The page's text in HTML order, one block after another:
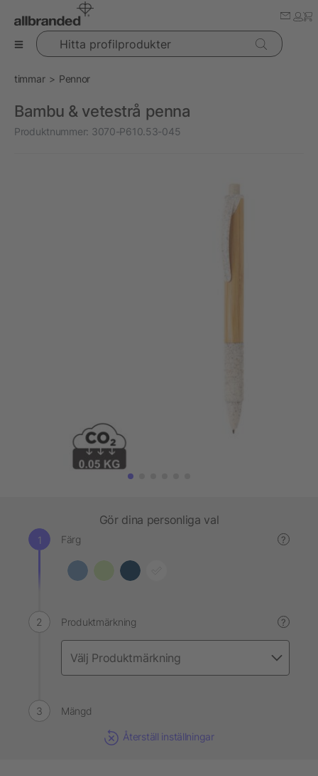
Hitta profilprodukter
timmar Pennor
Bambu & vetestrå penna
Produktnummer: 3070-P610.53-045
Gör dina personliga val
Färg ?
Produktmärkning ?
Mängd
Återställ inställningar